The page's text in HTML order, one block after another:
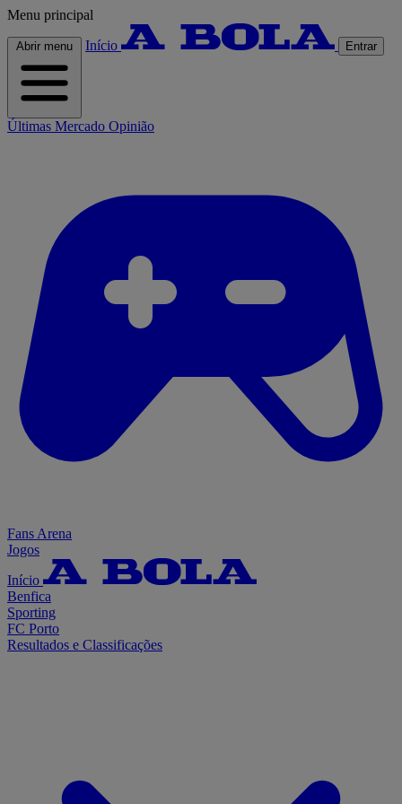
Menu principal
Abrir menu Início Entrar
Últimas Mercado Opinião
Fans Arena
Jogos
Início
Benfica
Sporting
FC Porto
Resultados e Classificações